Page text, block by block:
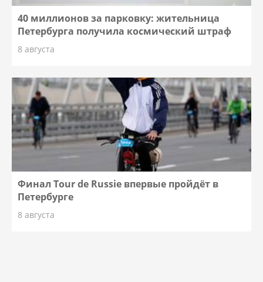
40 миллионов за парковку: жительница
Петербурга получила космический штраф
8 августа
Финал Tour de Russie впервые пройдёт в
Петербурге
8 августа